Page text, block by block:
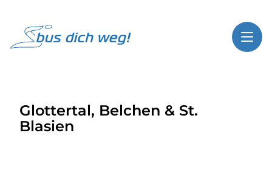
Highlights
Service
Glottertal, Belchen & St.
Blasien